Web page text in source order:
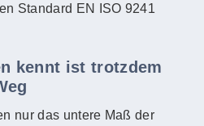
Standard EN ISO 9241
kennt ist trotzdem
nur das untere Maß der